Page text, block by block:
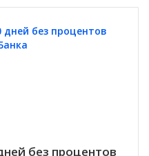
без процентов